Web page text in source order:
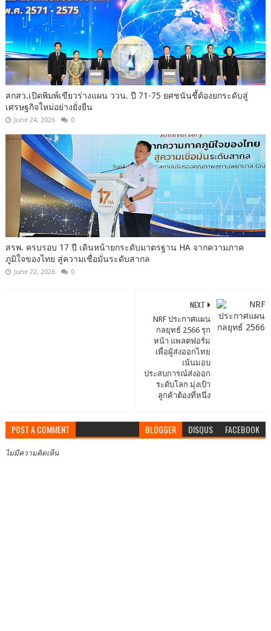
สกสว.เปิดพิมพ์เขียวร่างแผน ววน. ปี 71-75 ยศชนันชี้ต้องยกระดับสู่
เศรษฐกิจใหม่อย่างยั่งยืน
June 24, 2026 0
สรพ. ครบรอบ 17 ปี เดินหน้ายกระดับมาตรฐาน HA จากความภาค
ภูมิใจของไทย สู่ความเชื่อมั่นระดับสากล
June 22, 2026 0
NEXT
NRF ประกาศแผน
กลยุทธ์ 2566 รุก
หน้า แพลตฟอร์ม
เพื่อผู้ส่งออกไทย
เน้นมอบ
ประสบการณ์ส่งออก
ระดับโลก มุ่งเป้า
ลูกค้าต้องที่หนึ่ง
POST A COMMENT BLOGGER DISQUS FACEBOOK
ไม่มีความคิดเห็น